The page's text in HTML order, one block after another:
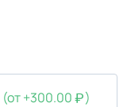
(от +300.00 )